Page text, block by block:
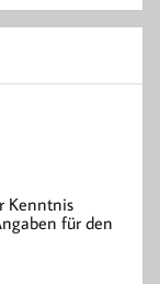
Kenntnis
für den